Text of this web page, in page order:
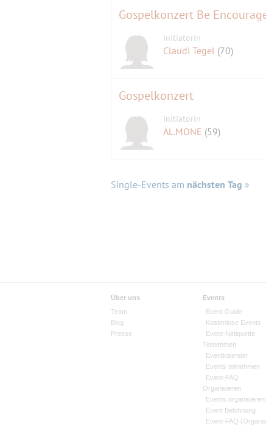
Initiatorin
Claudi Tegel (70)
Gospelkonzert
Initiatorin
AL.MONE (59)
Single-Events am nächsten Tag »
Über uns
Team
Blog
Presse
Events
Event Guide
Kostenlose Events
Event-Netiquette
Teilnehmen
Eventkalender
Events teilnehmen
Event-FAQ
Organisieren
Events organisieren
Event Belohnung
Event-FAQ